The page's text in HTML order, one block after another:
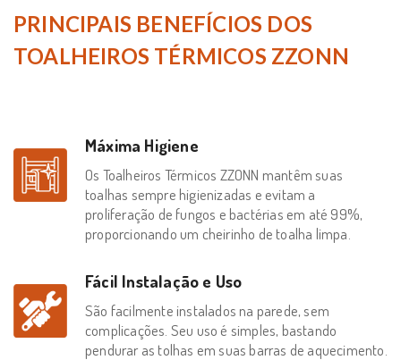
PRINCIPAIS BENEFÍCIOS DOS
TOALHEIROS TÉRMICOS ZZONN
Máxima Higiene
Os Toalheiros Térmicos ZZONN mantêm suas
toalhas sempre higienizadas e evitam a
proliferação de fungos e bactérias em até 99%,
proporcionando um cheirinho de toalha limpa.
Fácil Instalação e Uso
São facilmente instalados na parede, sem
complicações. Seu uso é simples, bastando
pendurar as tolhas em suas barras de aquecimento.